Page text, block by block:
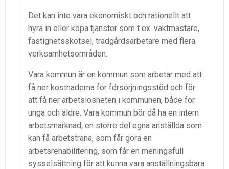
Det kan inte vara ekonomiskt och rationellt att
hyra in eller köpa tjänster som t ex. vaktmästare,
fastighetsskötsel, trädgårdsarbetare med flera
verksamhetsområden.
Vara kommun är en kommun som arbetar med att
få ner kostnaderna för försörjningsstöd och för
att få ner arbetslösheten i kommunen, både för
unga och äldre. Vara kommun bör då ha en intern
arbetsmarknad, en större del egna anställda som
kan få arbetsträna, som får göra en
arbetsrehabilitering, som får en meningsfull
sysselsättning för att kunna vara anställningsbara